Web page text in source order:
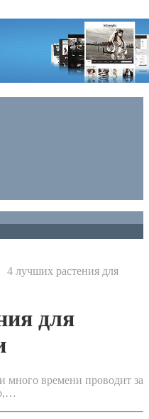
4 лучших растения для
для
много времени проводит за